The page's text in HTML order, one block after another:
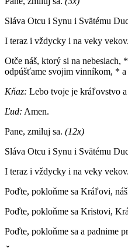
Sláva Otcu i Synu i Svätému
I teraz i vždycky i na veky
Otče náš, ktorý si na
odpúšťame svojim vinníkom, * a
Kňaz: Lebo tvoje je kráľovstvo
Ľud: Amen.
Pane, zmiluj sa. (12x)
Sláva Otcu i Synu i Svätému
I teraz i vždycky i na veky
Poďte, pokloňme sa Kráľovi,
Poďte, pokloňme sa Kristovi,
Poďte, pokloňme sa a padnime